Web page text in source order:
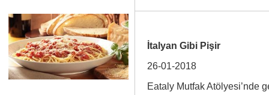
İtalyan Gibi Pişir
26-01-2018
Eataly Mutfak Atölyesi’nde